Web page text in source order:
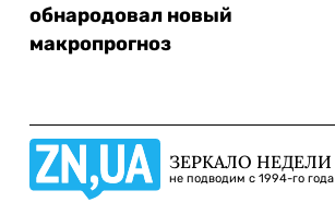
обнародовал новый
макропрогноз
ЗЕРКАЛО НЕДЕЛИ
не подводим с 1994-го года